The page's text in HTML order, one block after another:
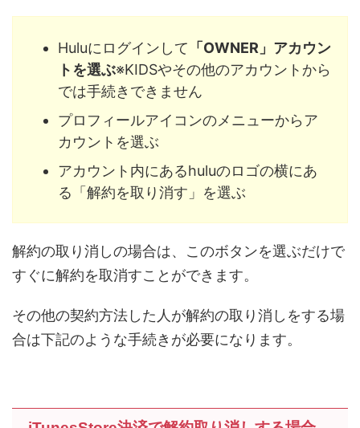
Huluにログインして 「OWNER」アカウン
トを選ぶ※KIDSやその他のアカウントから
では手続きできません
プロフィールアイコンのメニューからア
カウントを選ぶ
アカウント内にあるhuluのロゴの横にあ
る「解約を取り消す」を選ぶ
解約の取り消しの場合は、このボタンを選ぶだけで
すぐに解約を取消すことができます。
その他の契約方法した人が解約の取り消しをする場
合は下記のような手続きが必要になります。